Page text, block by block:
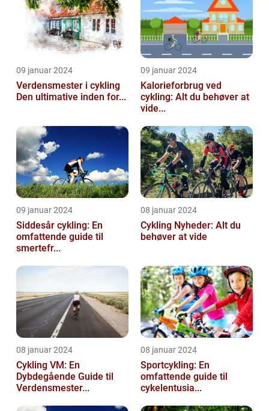
09 januar 2024
Verdensmester i cykling
Den ultimative inden for...
09 januar 2024
Kalorieforbrug ved
cykling: Alt du behøver at
vide...
09 januar 2024
Siddesår cykling: En
omfattende guide til
smertefr...
08 januar 2024
Cykling Nyheder: Alt du
behøver at vide
08 januar 2024
Cykling VM: En
Dybdegående Guide til
Verdensmester...
08 januar 2024
Sportcykling: En
omfattende guide til
cykelentusia...